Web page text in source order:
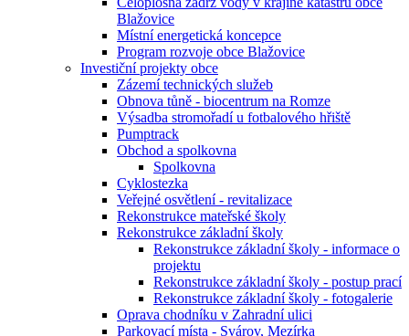
Blažovice
Místní energetická koncepce
Program rozvoje obce Blažovice
Investiční projekty obce
Zázemí technických služeb
Obnova tůně - biocentrum na Romze
Výsadba stromořadí u fotbalového hřiště
Pumptrack
Obchod a spolkovna
Spolkovna
Cyklostezka
Veřejné osvětlení - revitalizace
Rekonstrukce mateřské školy
Rekonstrukce základní školy
Rekonstrukce základní školy - informace o
projektu
Rekonstrukce základní školy - postup prací
Rekonstrukce základní školy - fotogalerie
Oprava chodníku v Zahradní ulici
Parkovací místa - Svárov, Mezírka